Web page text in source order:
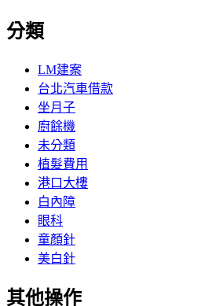
分類
LM建案
台北汽車借款
坐月子
廚餘機
未分類
植髮費用
港口大樓
白內障
眼科
童顏針
美白針
其他操作